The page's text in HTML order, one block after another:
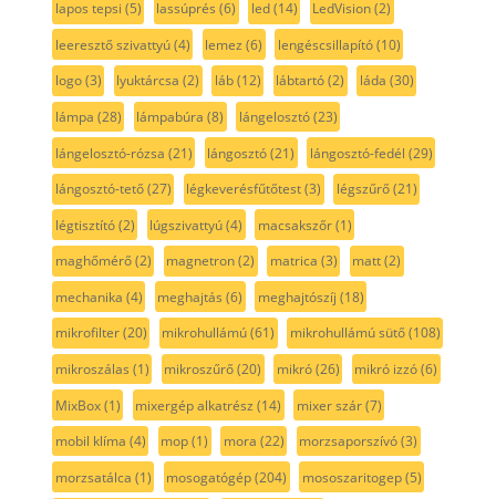
lapos tepsi (5) lassúprés (6) led(14) LedVision(2)
leeresztő szivattyú(4) lemez (6) lengéscsillapító(10)
logo(3) lyuktárcsa (2) láb(12) lábtartó(2) láda (30)
lámpa (28) lámpabúra (8) lángelosztó(23)
lángelosztó-rózsa (21) lángosztó(21) lángosztó-fedél (29)
lángosztó-tető(27) légkeverésfűtőtest(3) légszűrő(21)
légtisztító(2) lúgszivattyú(4) macsakszőr(1)
maghőmérő(2) magnetron(2) matrica (3) matt(2)
mechanika (4) meghajtás (6) meghajtószíj (18)
mikrofilter(20) mikrohullámú(61) mikrohullámú sütő(108)
mikroszálas (1) mikroszűrő(20) mikró(26) mikró izzó(6)
MixBox(1) mixergép alkatrész (14) mixer szár(7)
mobil klíma (4) mop(1) mora (22) morzsaporszívó(3)
morzsatálca (1) mosogatógép(204) mososzaritogep(5)